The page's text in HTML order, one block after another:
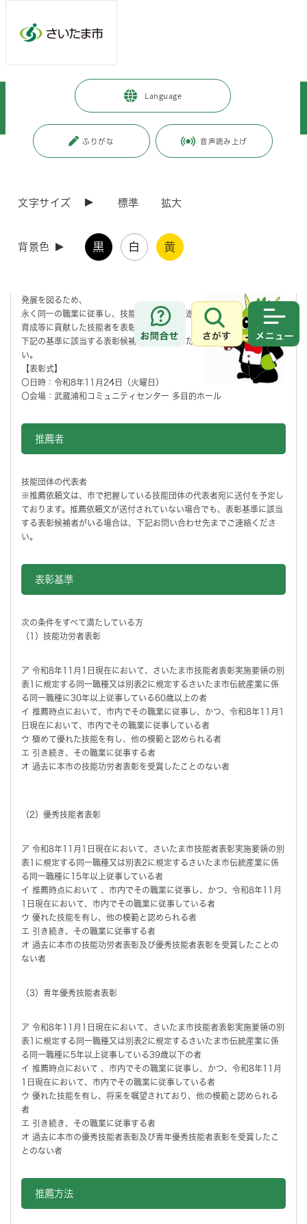
Language
ふりがな 音声読み上げ
文字サイズ 標準 拡大
背景色 黒 白 黄
お問合せ
さがす
暮らし・手続き > 就職・仕事
勤労者のための制度・施策
更新日付：2026年6月8日 / ページ番号：C014406
を受け付けます
技能者表彰について
発展を図るため、
永く同一の職業に従事し、技能の向上及び後進の
育成等に貢献した技能者を表彰します。
下記の基準に該当する表彰候補者をご推薦くださ
い。
【表彰式】
〇日時：令和8年11月24日（火曜日）
〇会場：武蔵浦和コミュニティセンター 多目的ホール
推薦者
技能団体の代表者
※推薦依頼文は、市で把握している技能団体の代表者宛に送付を予定し
ております。推薦依頼文が送付されていない場合でも、表彰基準に該当
する表彰候補者がいる場合は、下記お問い合わせ先までご連絡くださ
い。
表彰基準
次の条件をすべて満たしている方
（1）技能功労者表彰
ア 令和8年11月1日現在において、さいたま市技能者表彰実施要領の別
表1に規定する同一職種又は別表2に規定するさいたま市伝統産業に係
る同一職種に30年以上従事している60歳以上の者
イ 推薦時点において、市内でその職業に従事し、かつ、令和8年11月1
日現在において、市内でその職業に従事している者
ウ 極めて優れた技能を有し、他の模範と認められる者
エ 引き続き、その職業に従事する者
オ 過去に本市の技能功労者表彰を受賞したことのない者
（2）優秀技能者表彰
ア 令和8年11月1日現在において、さいたま市技能者表彰実施要領の別
表1に規定する同一職種又は別表2に規定するさいたま市伝統産業に係
る同一職種に15年以上従事している者
イ 推薦時点において 、市内でその職業に従事し、かつ、令和8年11月
1日現在において、市内でその職業に従事している者
ウ 優れた技能を有し、他の模範と認められる者
エ 引き続き、その職業に従事する者
オ 過去に本市の技能功労者表彰及び優秀技能者表彰を受賞したことの
ない者
（3）青年優秀技能者表彰
ア 令和8年11月1日現在において、さいたま市技能者表彰実施要領の別
表1に規定する同一職種又は別表2に規定するさいたま市伝統産業に係
る同一職種に5年以上従事している39歳以下の者
イ 推薦時点において 、市内でその職業に従事し、かつ、令和8年11月
1日現在において、市内でその職業に従事している者
ウ 優れた技能を有し、将来を嘱望されており、他の模範と認められる
者
エ 引き続き、その職業に従事する者
オ 過去に本市の優秀技能者表彰及び青年優秀技能者表彰を受賞したこ
とのない者
推薦方法